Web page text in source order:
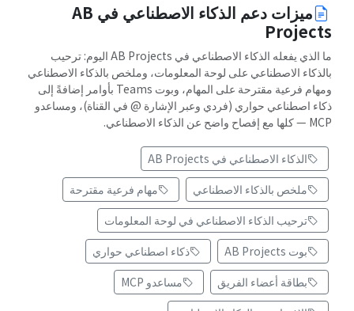
ميزات دعم الذكاء الاصطناعي في AB
Projects
ما الذي يفعله الذكاء الاصطناعي في AB Projects اليوم: ترحيب
بالذكاء الاصطناعي على لوحة المعلومات، وملخص بالذكاء الاصطناعي
ومهام فرعية مقترحة على المهام، وبوت Teams بأوامر إضافةً إلى
ذكاء اصطناعي حواري (فردي وعبر الإشارة @ في القناة)، ومساعدو
MCP — كلها مع إفصاح واضح عن الذكاء الاصطناعي.
الذكاء الاصطناعي في AB Projects
ملخص بالذكاء الاصطناعي
مهام فرعية مقترحة
ترحيب الذكاء الاصطناعي في لوحة المعلومات
بوت AB Projects
ذكاء اصطناعي حواري
بطاقة أعضاء الفريق
مساعدو MCP